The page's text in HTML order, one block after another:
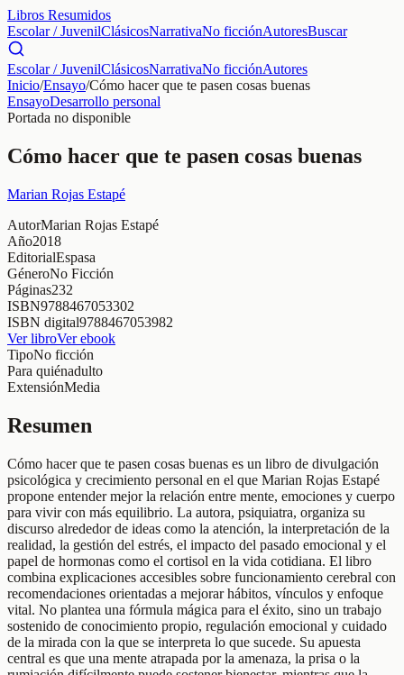
Libros Resumidos
Escolar / JuvenilClásicosNarrativaNo ficciónAutoresBuscar
Escolar / JuvenilClásicosNarrativaNo ficciónAutores
Inicio/Ensayo/Cómo hacer que te pasen cosas buenas
EnsayoDesarrollo personal
Portada no disponible
Cómo hacer que te pasen cosas buenas
Marian Rojas Estapé
AutorMarian Rojas Estapé
Año2018
EditorialEspasa
GéneroNo Ficción
Páginas232
ISBN9788467053302
ISBN digital9788467053982
Ver libroVer ebook
TipoNo ficción
Para quiénadulto
ExtensiónMedia
Resumen
Cómo hacer que te pasen cosas buenas es un libro de divulgación
psicológica y crecimiento personal en el que Marian Rojas Estapé
propone entender mejor la relación entre mente, emociones y cuerpo
para vivir con más equilibrio. La autora, psiquiatra, organiza su
discurso alrededor de ideas como la atención, la interpretación de la
realidad, la gestión del estrés, el impacto del pasado emocional y el
papel de hormonas como el cortisol en la vida cotidiana. El libro
combina explicaciones accesibles sobre funcionamiento cerebral con
recomendaciones orientadas a mejorar hábitos, vínculos y enfoque
vital. No plantea una fórmula mágica para el éxito, sino un trabajo
sostenido de conocimiento propio, regulación emocional y cuidado
de la mirada con la que se interpreta lo que sucede. Su apuesta
central es que una mente atrapada por la amenaza, la prisa o la